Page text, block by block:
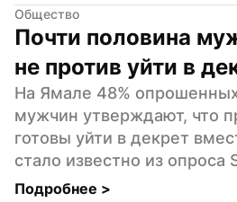
Общество
Почти половина
не против уйти в
На Ямале 48%
мужчин утверждают, что
готовы уйти в декрет
стало известно из опроса
Подробнее >